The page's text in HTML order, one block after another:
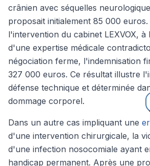
crânien avec séquelles
proposait initialement 85 000 euros.
l'intervention du cabinet LEXVOX, à
d'une expertise médicale
négociation ferme, l'indemnisation
327 000 euros. Ce résultat illustre
défense technique et déterminée
dommage corporel.
Dans un autre cas impliquant une
d'une intervention chirurgicale, la
d'une infection nosocomiale ayant
handicap permanent. Après une